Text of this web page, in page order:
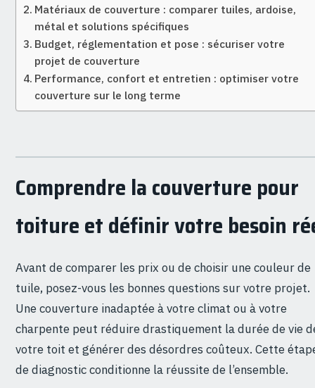
Matériaux de couverture : comparer tuiles, ardoise,
métal et solutions spécifiques
Budget, réglementation et pose : sécuriser votre
projet de couverture
Performance, confort et entretien : optimiser votre
couverture sur le long terme
Comprendre la couverture pour
toiture et définir votre besoin
Avant de comparer les prix ou de choisir une couleur de
tuile, posez-vous les bonnes questions sur votre projet.
Une couverture inadaptée à votre climat ou à votre
charpente peut réduire drastiquement la durée de vie
votre toit et générer des désordres coûteux. Cette
de diagnostic conditionne la réussite de l’ensemble.